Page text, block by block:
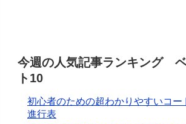
今週の人気記事ランキング
ト10
初心者のための超わかりやすいコー
進行表